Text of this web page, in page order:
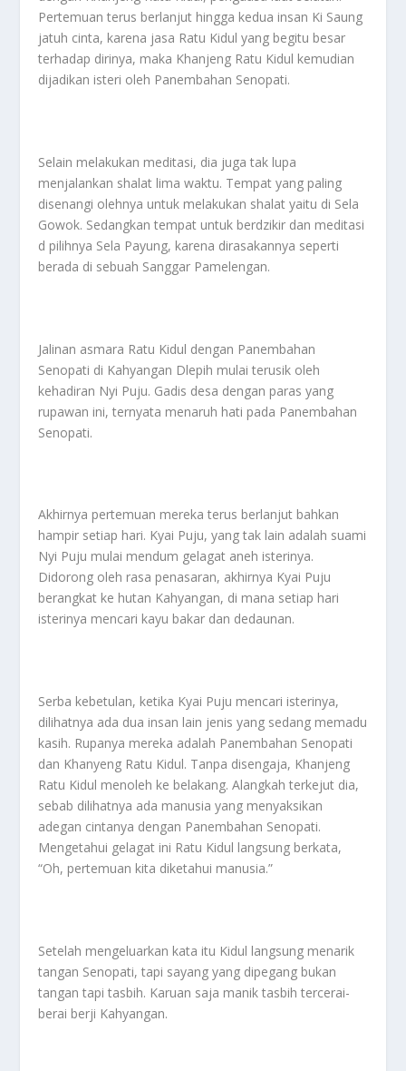
Pertemuan terus berlanjut hingga kedua insan Ki Saung
jatuh cinta, karena jasa Ratu Kidul yang begitu besar
terhadap dirinya, maka Khanjeng Ratu Kidul kemudian
dijadikan isteri oleh Panembahan Senopati.
Selain melakukan meditasi, dia juga tak lupa
menjalankan shalat lima waktu. Tempat yang paling
disenangi olehnya untuk melakukan shalat yaitu di Sela
Gowok. Sedangkan tempat untuk berdzikir dan meditasi
d pilihnya Sela Payung, karena dirasakannya seperti
berada di sebuah Sanggar Pamelengan.
Jalinan asmara Ratu Kidul dengan Panembahan
Senopati di Kahyangan Dlepih mulai terusik oleh
kehadiran Nyi Puju. Gadis desa dengan paras yang
rupawan ini, ternyata menaruh hati pada Panembahan
Senopati.
Akhirnya pertemuan mereka terus berlanjut bahkan
hampir setiap hari. Kyai Puju, yang tak lain adalah suami
Nyi Puju mulai mendum gelagat aneh isterinya.
Didorong oleh rasa penasaran, akhirnya Kyai Puju
berangkat ke hutan Kahyangan, di mana setiap hari
isterinya mencari kayu bakar dan dedaunan.
Serba kebetulan, ketika Kyai Puju mencari isterinya,
dilihatnya ada dua insan lain jenis yang sedang memadu
kasih. Rupanya mereka adalah Panembahan Senopati
dan Khanyeng Ratu Kidul. Tanpa disengaja, Khanjeng
Ratu Kidul menoleh ke belakang. Alangkah terkejut dia,
sebab dilihatnya ada manusia yang menyaksikan
adegan cintanya dengan Panembahan Senopati.
Mengetahui gelagat ini Ratu Kidul langsung berkata,
“Oh, pertemuan kita diketahui manusia.”
Setelah mengeluarkan kata itu Kidul langsung menarik
tangan Senopati, tapi sayang yang dipegang bukan
tangan tapi tasbih. Karuan saja manik tasbih tercerai-
berai berji Kahyangan.